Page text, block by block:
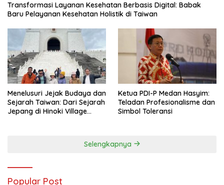
Transformasi Layanan Kesehatan Berbasis Digital: Babak
Baru Pelayanan Kesehatan Holistik di Taiwan
Menelusuri Jejak Budaya dan
Sejarah Taiwan: Dari Sejarah
Jepang di Hinoki Village
Ketua PDI-P Medan Hasyim:
Teladan Profesionalisme dan
Simbol Toleransi
Selengkapnya
Popular Post